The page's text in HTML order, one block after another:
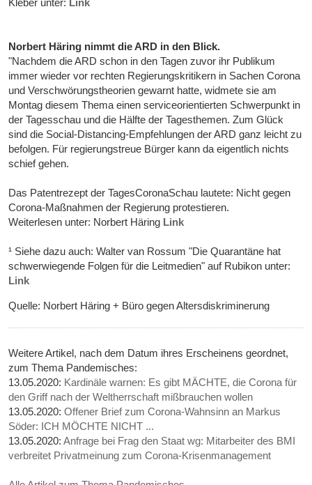
Kleber unter: Link
Norbert Häring nimmt die ARD in den Blick.
"Nachdem die ARD schon in den Tagen zuvor ihr Publikum
immer wieder vor rechten Regierungskritikern in Sachen Corona
und Verschwörungstheorien gewarnt hatte, widmete sie am
Montag diesem Thema einen serviceorientierten Schwerpunkt in
der Tagesschau und die Hälfte der Tagesthemen. Zum Glück
sind die Social-Distancing-Empfehlungen der ARD ganz leicht zu
befolgen. Für regierungstreue Bürger kann da eigentlich nichts
schief gehen.
Das Patentrezept der TagesCoronaSchau lautete: Nicht gegen
Corona-Maßnahmen der Regierung protestieren.
Weiterlesen unter: Norbert Häring Link
¹ Siehe dazu auch: Walter van Rossum "Die Quarantäne hat
schwerwiegende Folgen für die Leitmedien" auf Rubikon unter:
Link
Quelle: Norbert Häring + Büro gegen Altersdiskriminerung
Weitere Artikel, nach dem Datum ihres Erscheinens geordnet,
zum Thema Pandemisches:
13.05.2020: Kardinäle warnen: Es gibt MÄCHTE, die Corona für
den Griff nach der Weltherrschaft mißbrauchen wollen
13.05.2020:Offener Brief zum Corona-Wahnsinn an Markus
Söder: ICH MÖCHTE NICHT ...
13.05.2020:Anfrage bei Frag den Staat wg: Mitarbeiter des BMI
verbreitet Privatmeinung zum Corona-Krisenmanagement